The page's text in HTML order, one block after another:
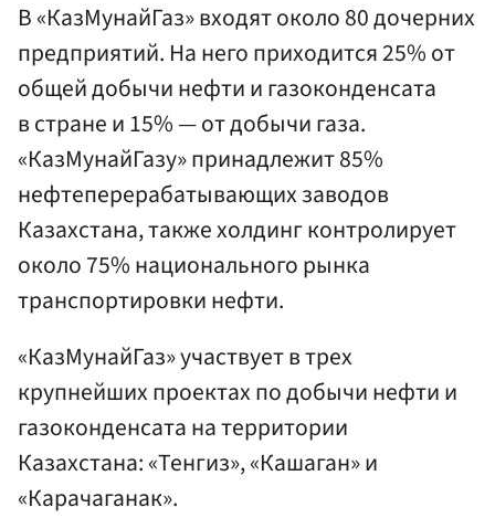
В «КазМунайГаз» входят около 80 дочерних
предприятий. На него приходится 25% от
общей добычи нефти и газоконденсата
в стране и 15% — от добычи газа.
«КазМунайГазу» принадлежит 85%
нефтеперерабатывающих заводов
Казахстана, также холдинг контролирует
около 75% национального рынка
транспортировки нефти.
«КазМунайГаз» участвует в трех
крупнейших проектах по добычи нефти и
газоконденсата на территории
Казахстана: «Тенгиз», «Кашаган» и
«Карачаганак».